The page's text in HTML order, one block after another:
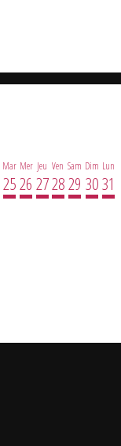
Mar
25
Mer
26
Jeu
27
Ven
28
Sam
29
Dim
30
Lun
31